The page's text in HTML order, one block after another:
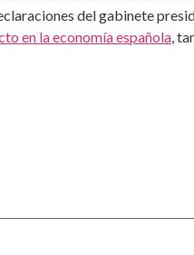
del gabinete
en la economía española,